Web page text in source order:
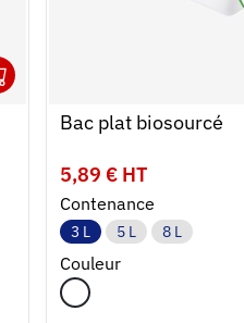
Bac plat biosourcé
5,89 € HT
Contenance
3 L 5 L 8 L
Couleur